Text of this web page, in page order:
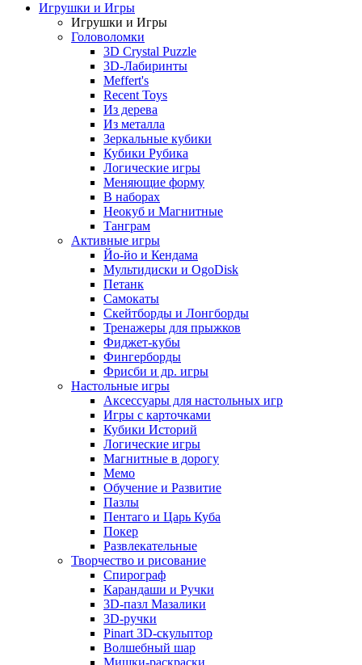
Игрушки и Игры
Игрушки и Игры
Головоломки
3D Crystal Puzzle
3D-Лабиринты
Meffert's
Recent Toys
Из дерева
Из металла
Зеркальные кубики
Кубики Рубика
Логические игры
Меняющие форму
В наборах
Неокуб и Магнитные
Танграм
Активные игры
Йо-йо и Кендама
Мультидиски и OgoDisk
Петанк
Самокаты
Скейтборды и Лонгборды
Тренажеры для прыжков
Фиджет-кубы
Фингерборды
Фрисби и др. игры
Настольные игры
Аксессуары для настольных игр
Игры с карточками
Кубики Историй
Логические игры
Магнитные в дорогу
Мемо
Обучение и Развитие
Пазлы
Пентаго и Царь Куба
Покер
Развлекательные
Творчество и рисование
Спирограф
Карандаши и Ручки
3D-пазл Мазалики
3D-ручки
Pinart 3D-скульптор
Волшебный шар